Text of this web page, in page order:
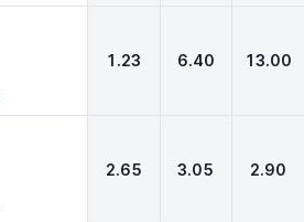
1.23 6.40 13.00
2.65 3.05 2.90